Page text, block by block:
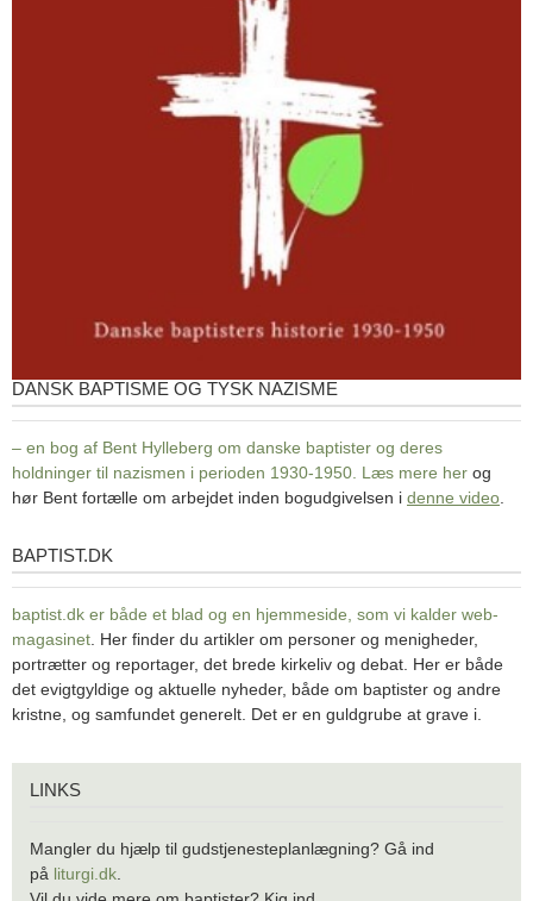
DANSK BAPTISME OG TYSK NAZISME
– en bog af Bent Hylleberg om danske baptister og deres
holdninger til nazismen i perioden 1930-1950. Læs mere her og
hør Bent fortælle om arbejdet inden bogudgivelsen i denne video
baptist.dk
BAPTIST.DK
baptist.dk er både et blad og en hjemmeside, som vi kalder web-
magasinet . Her finder du artikler om personer og menigheder,
portrætter og reportager, det brede kirkeliv og debat. Her er både
det evigtgyldige og aktuelle nyheder, både om baptister og andre
kristne, og samfundet generelt. Det er en guldgrube at grave i.
LINKS
Mangler du hjælp til gudstjenesteplanlægning? Gå ind
på liturgi.dk